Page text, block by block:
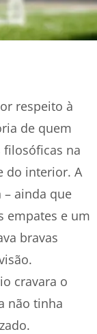
respeito à
de quem
filosóficas na
do interior. A
ainda que
empates e um
bravas
cravara o
não tinha